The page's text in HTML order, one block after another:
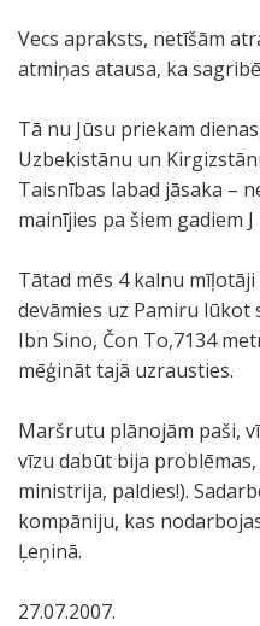
Vecs apraksts, netīšām
atmiņas atausa, ka
Tā nu Jūsu priekam
Uzbekistānu un
Taisnības labad jāsaka –
mainījies pa šiem gadiem J
Tātad mēs 4 kalnu
devāmies uz Pamiru lūkot
Ibn Sino, Čon To,7134
mēģināt tajā uzrausties.
Maršrutu plānojām paši,
vīzu dabūt bija
ministrija, paldies!).
kompāniju, kas
Ļeņinā.
27.07.2007.